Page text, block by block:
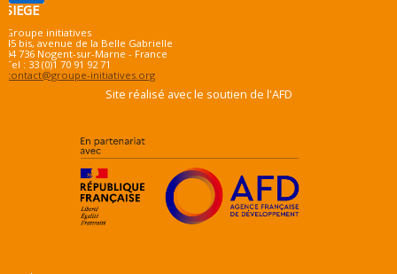
SIEGE
Groupe initiatives
45 bis, avenue de la Belle Gabrielle
94 736 Nogent-sur-Marne - France
Tel : 33 (0)1 70 91 92 71
contact@groupe-initiatives.org
Site réalisé avec le soutien de l'AFD